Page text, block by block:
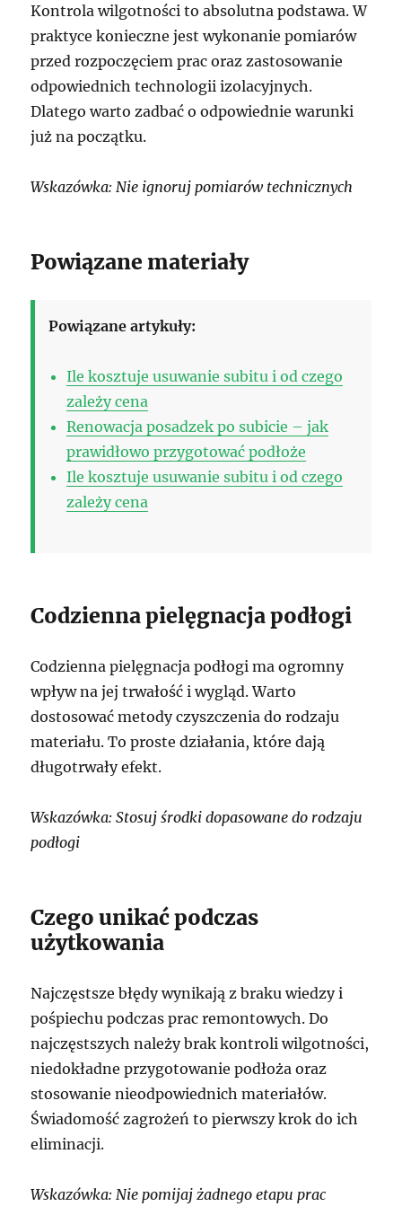
Kontrola wilgotności to absolutna podstawa. W
praktyce konieczne jest wykonanie pomiarów
przed rozpoczęciem prac oraz zastosowanie
odpowiednich technologii izolacyjnych.
Dlatego warto zadbać o odpowiednie warunki
już na początku.
Wskazówka: Nie ignoruj pomiarów technicznych
Powiązane materiały
Powiązane artykuły:
Ile kosztuje usuwanie subitu i od czego
zależy cena
Renowacja posadzek po subicie – jak
prawidłowo przygotować podłoże
Ile kosztuje usuwanie subitu i od czego
zależy cena
Codzienna pielęgnacja podłogi
Codzienna pielęgnacja podłogi ma ogromny
wpływ na jej trwałość i wygląd. Warto
dostosować metody czyszczenia do rodzaju
materiału. To proste działania, które dają
długotrwały efekt.
Wskazówka: Stosuj środki dopasowane do rodzaju
podłogi
Czego unikać podczas
użytkowania
Najczęstsze błędy wynikają z braku wiedzy i
pośpiechu podczas prac remontowych. Do
najczęstszych należy brak kontroli wilgotności,
niedokładne przygotowanie podłoża oraz
stosowanie nieodpowiednich materiałów.
Świadomość zagrożeń to pierwszy krok do ich
eliminacji.
Wskazówka: Nie pomijaj żadnego etapu prac